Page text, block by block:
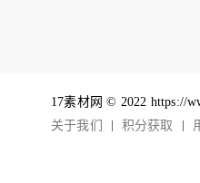
17素材网 © 2022 https://
关于我们
积分获取